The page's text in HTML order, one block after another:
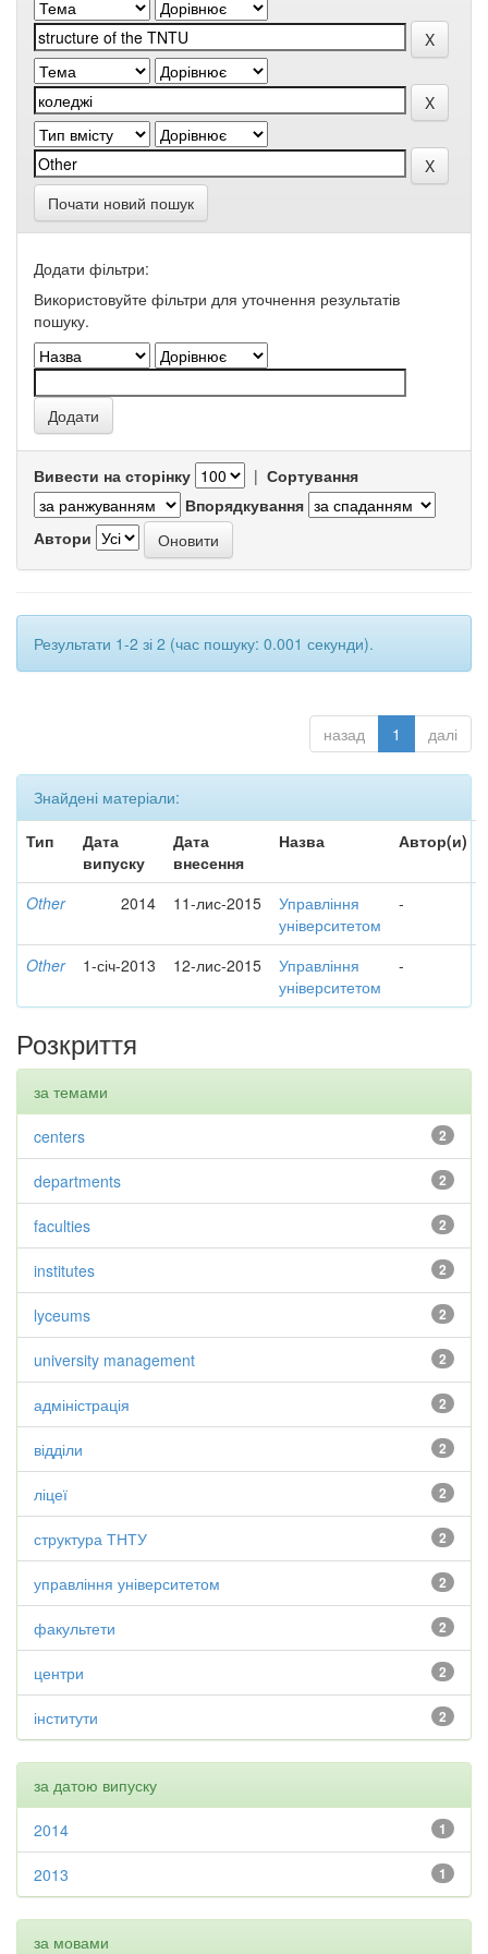
Почати новий пошук
Додати фільтри:
Використовуйте фільтри для уточнення результатів
пошуку.
Вивести на сторінку | Сортування
Впорядкування
Автори
Результати 1-2 зі 2 (час пошуку: 0.001 секунди).
назад 1 далі
Знайдені матеріали:
Тип
Дата
випуску
Дата
внесення
Назва Автор(и)
Other 2014 11-лис-2015
Управління
університетом
-
Other 1-січ-2013 12-лис-2015
Управління
університетом
-
Розкриття
за темами
2
centers
2
departments
2
faculties
2
institutes
2
lyceums
2
university management
2
адміністрація
2
відділи
2
ліцеї
2
структура ТНТУ
2
управління університетом
2
факультети
2
центри
2
інститути
за датою випуску
1
2014
1
2013
за мовами